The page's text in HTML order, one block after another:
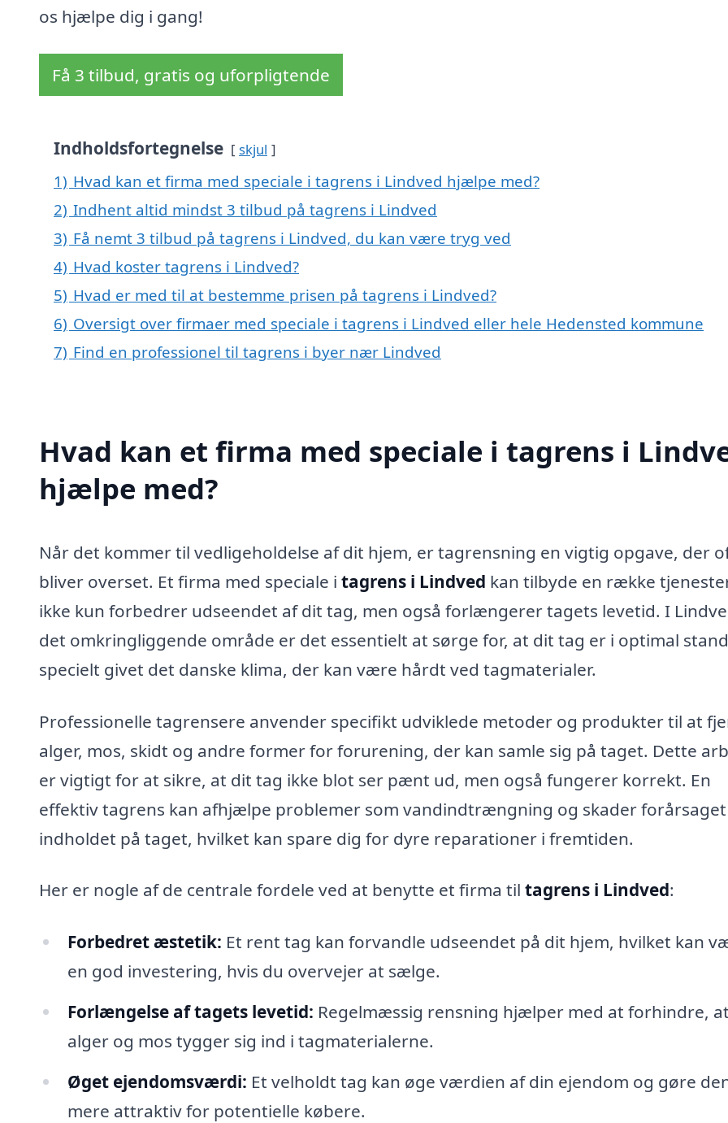
os hjælpe dig i gang!
Få 3 tilbud, gratis og uforpligtende
Indholdsfortegnelse skjul
1) Hvad kan et firma med speciale i tagrens i Lindved hjælpe med?
2) Indhent altid mindst 3 tilbud på tagrens i Lindved
3) Få nemt 3 tilbud på tagrens i Lindved, du kan være tryg ved
4) Hvad koster tagrens i Lindved?
5) Hvad er med til at bestemme prisen på tagrens i Lindved?
6) Oversigt over firmaer med speciale i tagrens i Lindved eller hele Hedensted kommune
7) Find en professionel til tagrens i byer nær Lindved
Hvad kan et firma med speciale i tagrens i
hjælpe med?
Når det kommer til vedligeholdelse af dit hjem, er tagrensning en vigtig opgave, der
bliver overset. Et firma med speciale i tagrens i Lindved kan tilbyde en række
ikke kun forbedrer udseendet af dit tag, men også forlængerer tagets levetid. I
det omkringliggende område er det essentielt at sørge for, at dit tag er i optimal
specielt givet det danske klima, der kan være hårdt ved tagmaterialer.
Professionelle tagrensere anvender specifikt udviklede metoder og produkter til at
alger, mos, skidt og andre former for forurening, der kan samle sig på taget. Dette
er vigtigt for at sikre, at dit tag ikke blot ser pænt ud, men også fungerer korrekt. En
effektiv tagrens kan afhjælpe problemer som vandindtrængning og skader
indholdet på taget, hvilket kan spare dig for dyre reparationer i fremtiden.
Her er nogle af de centrale fordele ved at benytte et firma til tagrens i Lindved:
Forbedret æstetik: Et rent tag kan forvandle udseendet på dit hjem, hvilket kan
en god investering, hvis du overvejer at sælge.
Forlængelse af tagets levetid: Regelmæssig rensning hjælper med at forhindre, at
alger og mos tygger sig ind i tagmaterialerne.
Øget ejendomsværdi: Et velholdt tag kan øge værdien af din ejendom og gøre
mere attraktiv for potentielle købere.